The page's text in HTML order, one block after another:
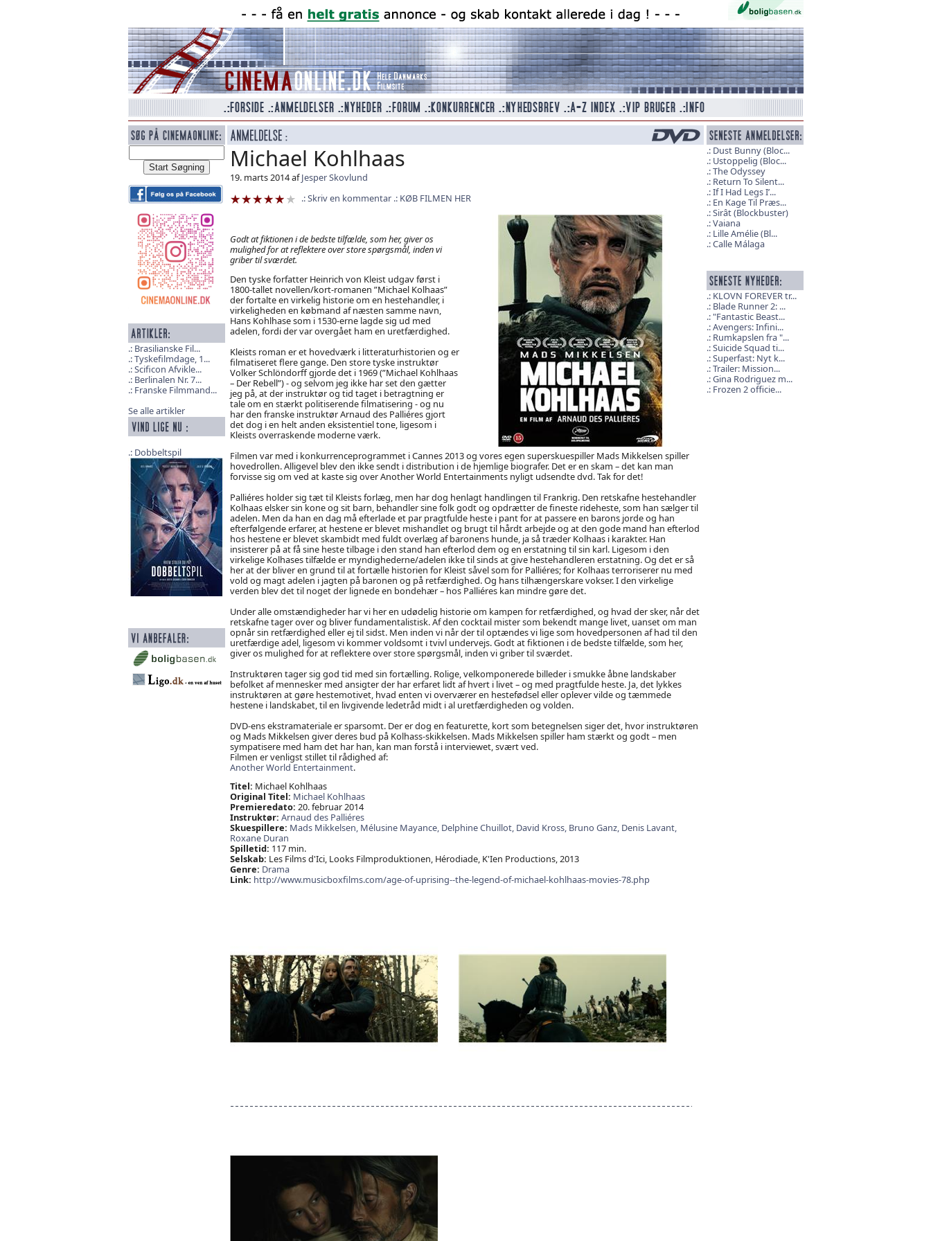
Brasilianske Fil...
Tyskefilmdage, 1...
Scificon Afvikle...
Berlinalen Nr. 7...
Franske Filmmand...
Se alle artikler
Dobbeltspil
Michael Kohlhaas
19. marts 2014 afJesper Skovlund
Skriv en kommentar
KØB FILMEN HER
Godt at fiktionen i de bedste tilfælde, som her, giver os
mulighed for at reflektere over store spørgsmål, inden vi
griber til sværdet.
Den tyske forfatter Heinrich von Kleist udgav først i
1800-tallet novellen/kort-romanen ”Michael Kolhaas”
der fortalte en virkelig historie om en hestehandler, i
virkeligheden en købmand af næsten samme navn,
Hans Kohlhase som i 1530-erne lagde sig ud med
adelen, fordi der var overgået ham en uretfærdighed.
Kleists roman er et hovedværk i litteraturhistorien og er
filmatiseret flere gange. Den store tyske instruktør
Volker Schlöndorff gjorde det i 1969 (”Michael Kohlhaas
– Der Rebell”) - og selvom jeg ikke har set den gætter
jeg på, at der instruktør og tid taget i betragtning er
tale om en stærkt politiserende filmatisering - og nu
har den franske instruktør Arnaud des Palliéres gjort
det dog i en helt anden eksistentiel tone, ligesom i
Kleists overraskende moderne værk.
Filmen var med i konkurrenceprogrammet i Cannes 2013 og vores egen superskuespiller Mads Mikkelsen spiller
hovedrollen. Alligevel blev den ikke sendt i distribution i de hjemlige biografer. Det er en skam – det kan man
forvisse sig om ved at kaste sig over Another World Entertainments nyligt udsendte dvd. Tak for det!
Palliéres holder sig tæt til Kleists forlæg, men har dog henlagt handlingen til Frankrig. Den retskafne hestehandler
Kolhaas elsker sin kone og sit barn, behandler sine folk godt og opdrætter de fineste rideheste, som han sælger til
adelen. Men da han en dag må efterlade et par pragtfulde heste i pant for at passere en barons jorde og han
efterfølgende erfarer, at hestene er blevet mishandlet og brugt til hårdt arbejde og at den gode mand han efterlod
hos hestene er blevet skambidt med fuldt overlæg af baronens hunde, ja så træder Kolhaas i karakter. Han
insisterer på at få sine heste tilbage i den stand han efterlod dem og en erstatning til sin karl. Ligesom i den
virkelige Kolhases tilfælde er myndighederne/adelen ikke til sinds at give hestehandleren erstatning. Og det er så
her at der bliver en grund til at fortælle historien for Kleist såvel som for Palliéres; for Kolhaas terroriserer nu med
vold og magt adelen i jagten på baronen og på retfærdighed. Og hans tilhængerskare vokser. I den virkelige
verden blev det til noget der lignede en bondehær – hos Palliéres kan mindre gøre det.
Under alle omstændigheder har vi her en udødelig historie om kampen for retfærdighed, og hvad der sker, når det
retskafne tager over og bliver fundamentalistisk. Af den cocktail mister som bekendt mange livet, uanset om man
opnår sin retfærdighed eller ej til sidst. Men inden vi når der til optændes vi lige som hovedpersonen af had til den
uretfærdige adel, ligesom vi kommer voldsomt i tvivl undervejs. Godt at fiktionen i de bedste tilfælde, som her,
giver os mulighed for at reflektere over store spørgsmål, inden vi griber til sværdet.
Instruktøren tager sig god tid med sin fortælling. Rolige, velkomponerede billeder i smukke åbne landskaber
befolket af mennesker med ansigter der har erfaret lidt af hvert i livet – og med pragtfulde heste. Ja, det lykkes
instruktøren at gøre hestemotivet, hvad enten vi overværer en hestefødsel eller oplever vilde og tæmmede
hestene i landskabet, til en livgivende ledetråd midt i al uretfærdigheden og volden.
DVD-ens ekstramateriale er sparsomt. Der er dog en featurette, kort som betegnelsen siger det, hvor instruktøren
og Mads Mikkelsen giver deres bud på Kolhass-skikkelsen. Mads Mikkelsen spiller ham stærkt og godt – men
sympatisere med ham det har han, kan man forstå i interviewet, svært ved.
Filmen er venligst stillet til rådighed af:
Another World Entertainment.
Titel: Michael Kohlhaas
Original Titel: Michael Kohlhaas
Premieredato: 20. februar 2014
Instruktør: Arnaud des Palliéres
Skuespillere: Mads Mikkelsen, Mélusine Mayance, Delphine Chuillot, David Kross, Bruno Ganz, Denis Lavant,
Roxane Duran
Spilletid: 117 min.
Selskab: Les Films d'Ici, Looks Filmproduktionen, Hérodiade, K'Ien Productions, 2013
Genre: Drama
Link: http://www.musicboxfilms.com/age-of-uprising--the-legend-of-michael-kohlhaas-movies-78.php
Dust Bunny (Bloc...
Ustoppelig (Bloc...
The Odyssey
Return To Silent...
If I Had Legs I’...
En Kage Til Præs...
Sirât (Blockbuster)
Vaiana
Lille Amélie (Bl...
Calle Málaga
KLOVN FOREVER tr...
Blade Runner 2: ...
"Fantastic Beast...
Avengers: Infini...
Rumkapslen fra "...
Suicide Squad ti...
Superfast: Nyt k...
Trailer: Mission...
Gina Rodriguez m...
Frozen 2 officie...